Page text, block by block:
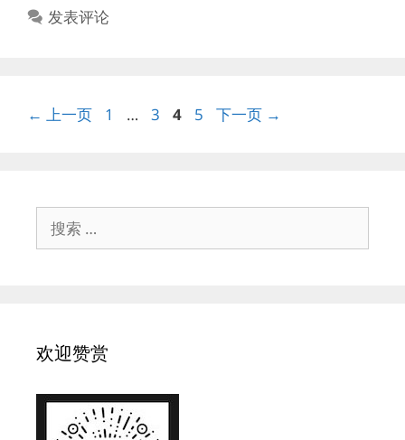
类
发表评论
← 上一页
页
1 …
页
3
页
4
页
5 下一页 →
索：
欢迎赞赏